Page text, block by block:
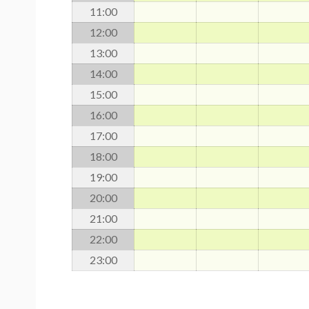
11:00
12:00
13:00
14:00
15:00
16:00
17:00
18:00
19:00
20:00
21:00
22:00
23:00